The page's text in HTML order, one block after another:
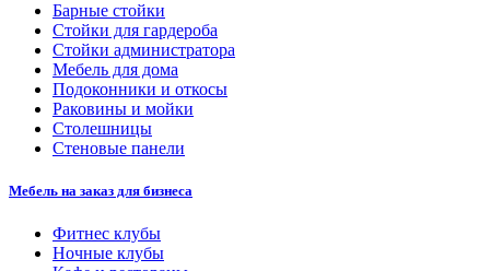
Барные стойки
Стойки для гардероба
Стойки администратора
Мебель для дома
Подоконники и откосы
Раковины и мойки
Столешницы
Стеновые панели
Мебель на заказ для бизнеса
Фитнес клубы
Ночные клубы